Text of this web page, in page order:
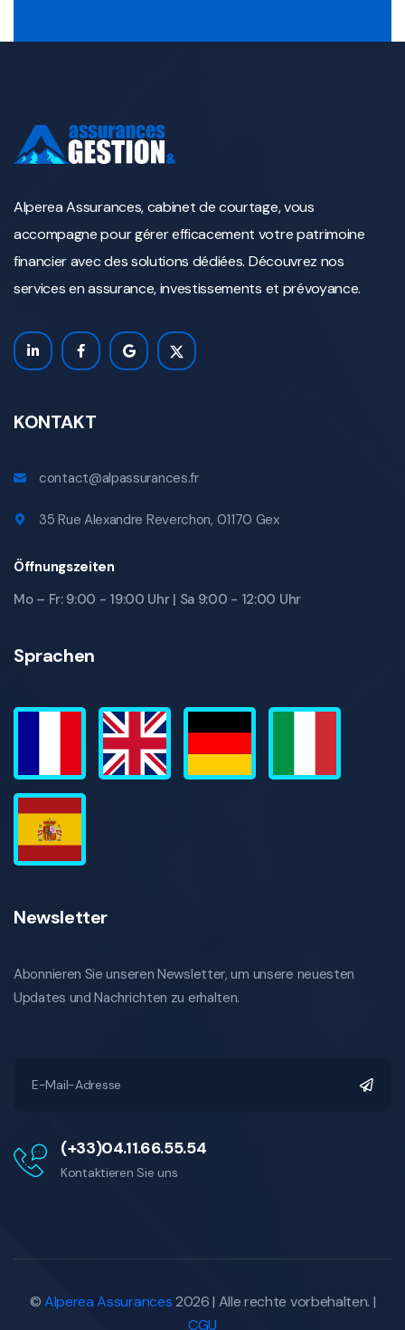
Alperea Assurances, cabinet de courtage, vous
accompagne pour gérer efficacement votre patrimoine
financier avec des solutions dédiées. Découvrez nos
services en assurance, investissements et prévoyance.
KONTAKT
contact@alpassurances.fr
35 Rue Alexandre Reverchon, 01170 Gex
Öffnungszeiten
Mo – Fr: 9:00 - 19:00 Uhr | Sa 9:00 - 12:00 Uhr
Sprachen
Newsletter
Abonnieren Sie unseren Newsletter, um unsere neuesten
Updates und Nachrichten zu erhalten.
(+33)04.11.66.55.54
Kontaktieren Sie uns
©Alperea Assurances2026 | Alle rechte vorbehalten. |
CGU